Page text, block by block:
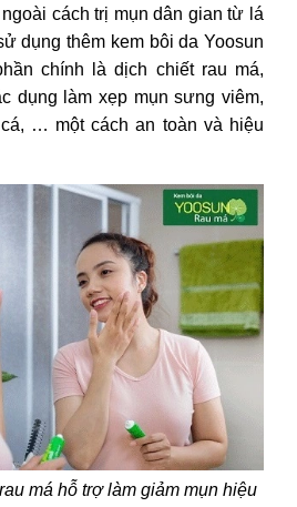
cách trị mụn dân gian từ lá
dụng thêm kem bôi da Yoosun
chính là dịch chiết rau má,
dụng làm xẹp mụn sưng viêm,
… một cách an toàn và hiệu
má hỗ trợ làm giảm mụn hiệu